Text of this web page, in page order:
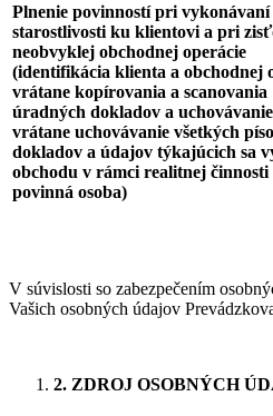
Plnenie povinností pri vykonávaní
starostlivosti ku klientovi a pri
neobvyklej obchodnej operácie
(identifikácia klienta a obchodnej
vrátane kopírovania a scanovania
úradných dokladov a
vrátane uchovávanie všetkých
dokladov a údajov týkajúcich sa
obchodu v rámci realitnej činnosti
povinná osoba)
V súvislosti so zabezpečením
Vašich osobných údajov
2. ZDROJ OSOBNÝCH